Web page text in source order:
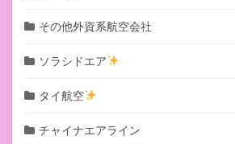
その他外資系航空会社
ソラシドエア
タイ航空
チャイナエアライン